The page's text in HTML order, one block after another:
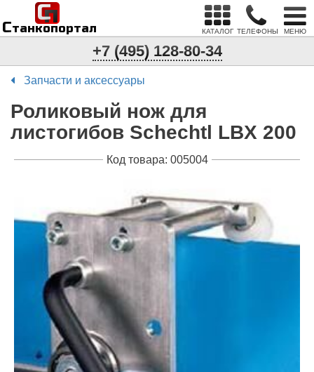
Станкопортал
п
С
КАТАЛОГ ТЕЛЕФОНЫ МЕНЮ
+7 (495) 128-80-34
Запчасти и аксессуары
Роликовый нож для
листогибов Schechtl LBX 200
Код товара: 005004